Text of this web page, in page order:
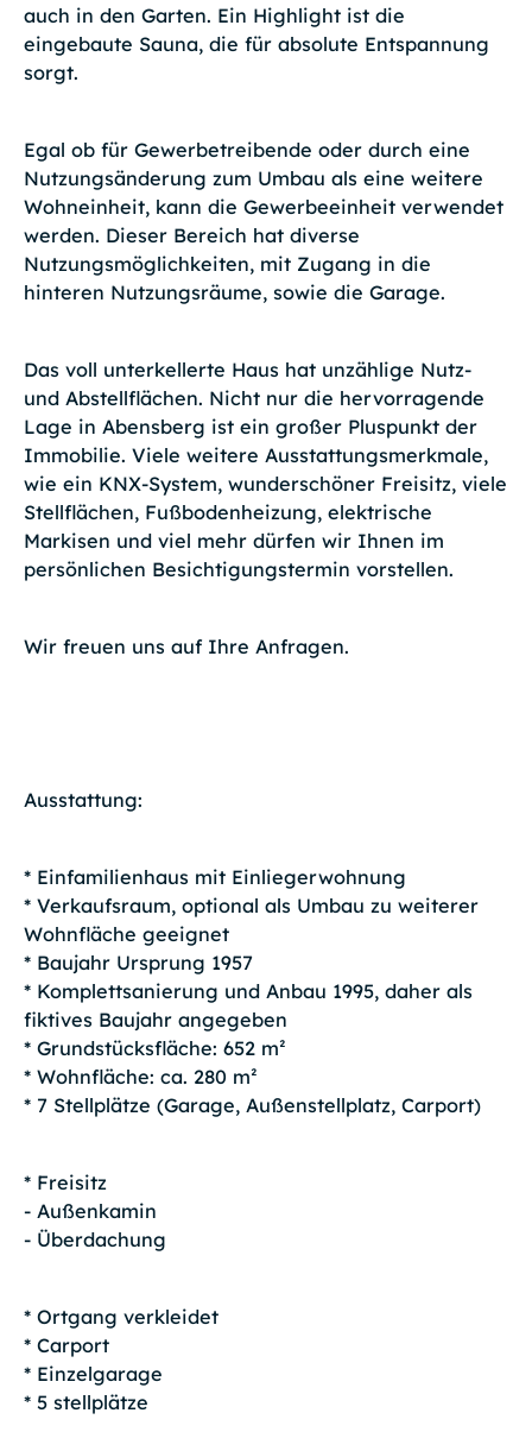
auch in den Garten. Ein Highlight ist die
eingebaute Sauna, die für absolute Entspannung
sorgt.
Egal ob für Gewerbetreibende oder durch eine
Nutzungsänderung zum Umbau als eine weitere
Wohneinheit, kann die Gewerbeeinheit verwendet
werden. Dieser Bereich hat diverse
Nutzungsmöglichkeiten, mit Zugang in die
hinteren Nutzungsräume, sowie die Garage.
Das voll unterkellerte Haus hat unzählige Nutz-
und Abstellflächen. Nicht nur die hervorragende
Lage in Abensberg ist ein großer Pluspunkt der
Immobilie. Viele weitere Ausstattungsmerkmale,
wie ein KNX-System, wunderschöner Freisitz, viele
Stellflächen, Fußbodenheizung, elektrische
Markisen und viel mehr dürfen wir Ihnen im
persönlichen Besichtigungstermin vorstellen.
Wir freuen uns auf Ihre Anfragen.
Ausstattung:
* Einfamilienhaus mit Einliegerwohnung
* Verkaufsraum, optional als Umbau zu weiterer
Wohnfläche geeignet
* Baujahr Ursprung 1957
* Komplettsanierung und Anbau 1995, daher als
fiktives Baujahr angegeben
* Grundstücksfläche: 652 m²
* Wohnfläche: ca. 280 m²
* 7 Stellplätze (Garage, Außenstellplatz, Carport)
* Freisitz
- Außenkamin
- Überdachung
* Ortgang verkleidet
* Carport
* Einzelgarage
* 5 stellplätze